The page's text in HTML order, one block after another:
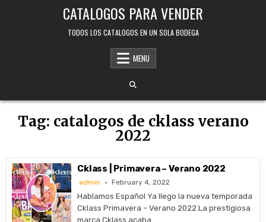
CATALOGOS PARA VENDER
TODOS LOS CATALOGOS EN UN SOLA BODEGA
MENU
Tag: catalogos de cklass verano
2022
Cklass | Primavera – Verano 2022
admin February 4, 2022
Hablamos Español Ya llego la nueva temporada
Cklass Primavera – Verano 2022 La prestigiosa
marca Cklass acaba…